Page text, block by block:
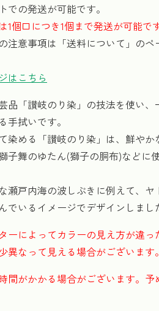
での発送が可能です。
個口につき1個まで発送が可能です
注意事項は「送料について」のペ
はこちら
品「讃岐のり染」の技法を使い、
手拭いです。
染める「讃岐のり染」は、鮮やか
子舞のゆたん(獅子の胴布)などに
瀬戸内海の波しぶきに例えて、ヤ
でいるイメージでデザインしまし
ーによってカラーの見え方が違っ
異なって見える場合がございます。
間がかかる場合がございます。予